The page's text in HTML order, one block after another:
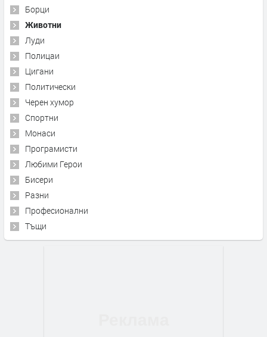
Борци
Животни
Луди
Полицаи
Цигани
Политически
Черен хумор
Спортни
Монаси
Програмисти
Любими Герои
Бисери
Разни
Професионални
Тъщи